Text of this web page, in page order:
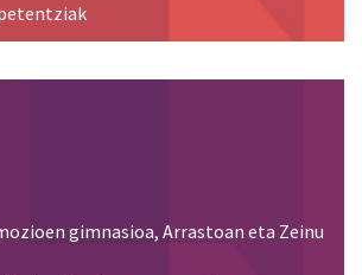
gimnasioa, Arrastoan eta Zeinu